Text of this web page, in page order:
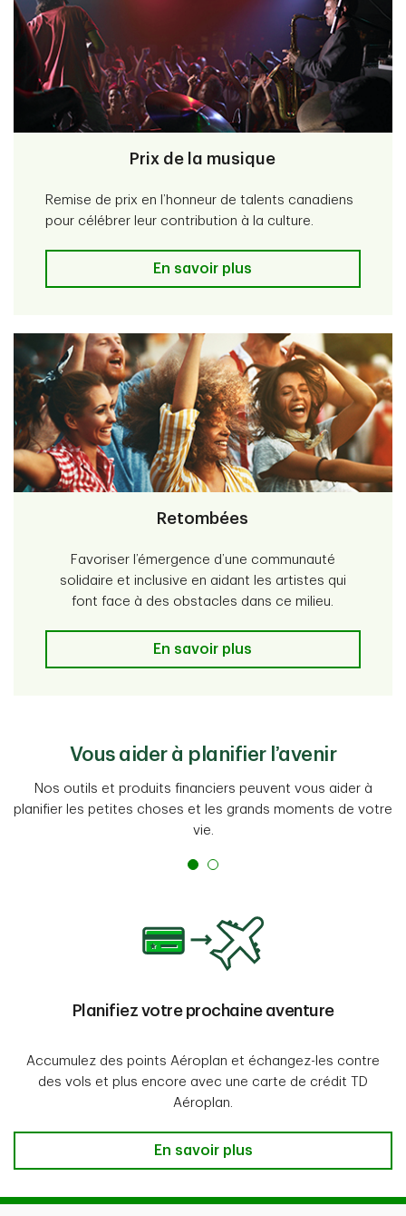
Prix de la musique
Remise de prix en l’honneur de talents canadiens
pour célébrer leur contribution à la culture.
Prix de la musique
En savoir plus
Retombées
Favoriser l’émergence d’une communauté
solidaire et inclusive en aidant les artistes qui
font face à des obstacles dans ce milieu.
Retombées
En savoir plus
Vous aider à planifier l’avenir
Nos outils et produits financiers peuvent vous aider à
planifier les petites choses et les grands moments de votre
vie.
Planifiez votre prochaine aventure
Accumulez des points Aéroplan et échangez-les contre
des vols et plus encore avec une carte de crédit TD
Aéroplan.
Planifiez votre prochaine aventure
En savoir plus